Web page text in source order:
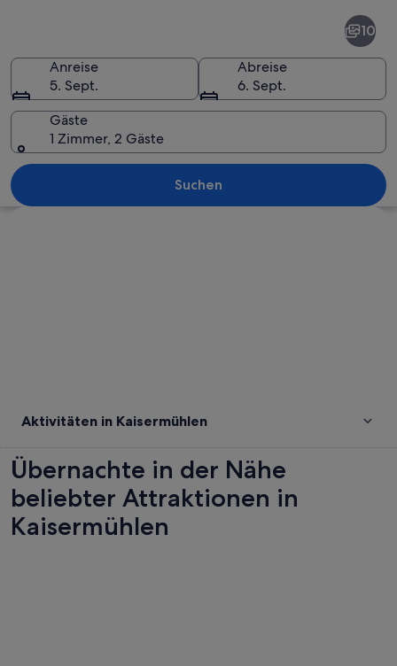
Ein beleuchtetes Stadtbild bei Nacht
10
Anreise
5. Sept.
Abreise
6. Sept.
Gäste
1 Zimmer, 2 Gäste
Suchen
Aktivitäten in Kaisermühlen
Übernachte in der Nähe
beliebter Attraktionen in
Kaisermühlen